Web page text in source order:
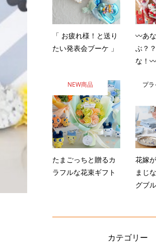
「 お疲れ様！と送り
たい発表会ブーケ 」
〰️あ
ぶ？
な！〰️
NEW商品
たまごっちと贈るカ
ラフルな花束ギフト
プ
花嫁
まじ
グブ
カテゴリー